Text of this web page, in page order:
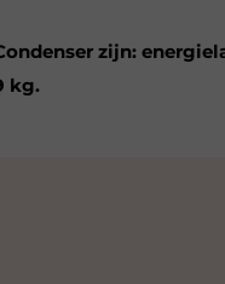
zijn:
kg.